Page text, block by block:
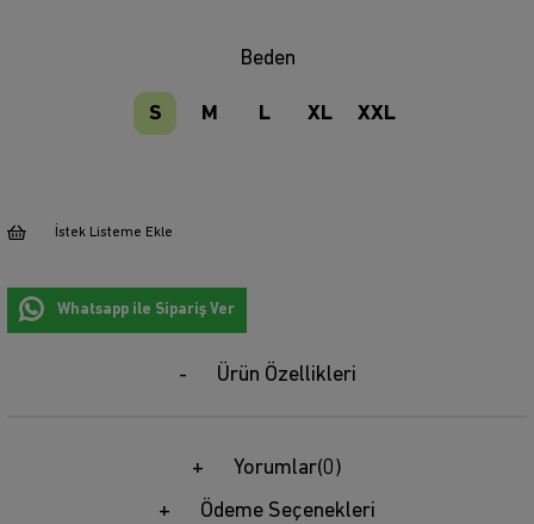
Beden
S M L XL XXL
İstek Listeme Ekle
Whatsapp ile Sipariş Ver
Ürün Özellikleri
Yorumlar(0)
Ödeme Seçenekleri